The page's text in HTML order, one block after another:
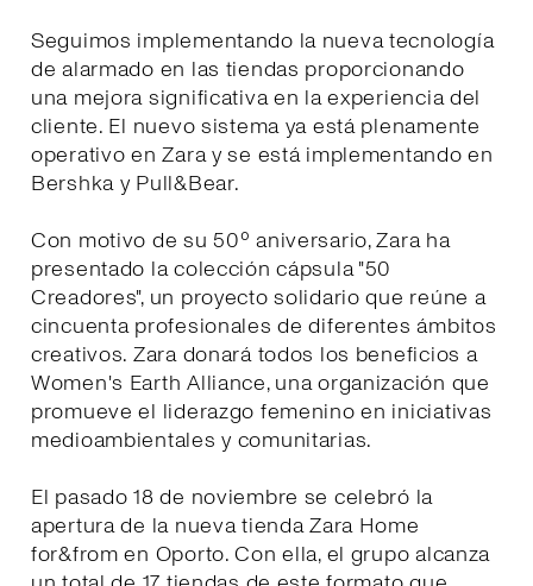
Seguimos implementando la nueva tecnología
de alarmado en las tiendas proporcionando
una mejora significativa en la experiencia del
cliente. El nuevo sistema ya está plenamente
operativo en Zara y se está implementando en
Bershka y Pull&Bear.
Con motivo de su 50º aniversario, Zara ha
presentado la colección cápsula "50
Creadores", un proyecto solidario que reúne a
cincuenta profesionales de diferentes ámbitos
creativos. Zara donará todos los beneficios a
Women's Earth Alliance, una organización que
promueve el liderazgo femenino en iniciativas
medioambientales y comunitarias.
El pasado 18 de noviembre se celebró la
apertura de la nueva tienda Zara Home
for&from en Oporto. Con ella, el grupo alcanza